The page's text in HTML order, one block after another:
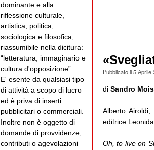
Pubblicato il5 Aprile
di Sandro
Alberto Airoldi,
editrice
Oh, to live on
dominante e alla
riflessione culturale,
artistica, politica,
sociologica e filosofica,
riassumibile nella dicitura:
“letteratura, immaginario e
cultura d'opposizione”.
E' esente da qualsiasi tipo
di attività a scopo di lucro
ed è priva di inserti
pubblicitari o commerciali.
Inoltre non è oggetto di
domande di provvidenze,
contributi o agevolazioni